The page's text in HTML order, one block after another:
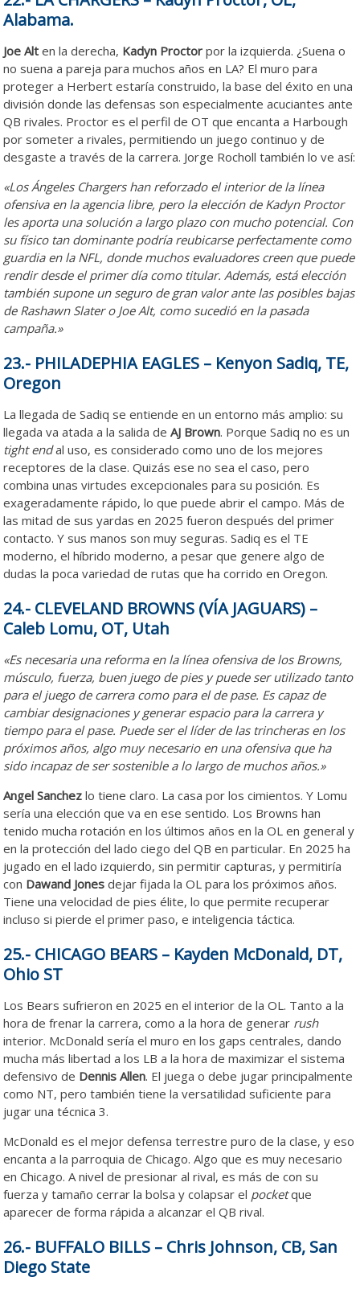
Alabama.
Joe Alt en la derecha, Kadyn Proctor por la izquierda. ¿Suena o
no suena a pareja para muchos años en LA? El muro para
proteger a Herbert estaría construido, la base del éxito en una
división donde las defensas son especialmente acuciantes ante
QB rivales. Proctor es el perfil de OT que encanta a Harbough
por someter a rivales, permitiendo un juego continuo y de
desgaste a través de la carrera. Jorge Rocholl también lo ve así:
«Los Ángeles Chargers han reforzado el interior de la línea
ofensiva en la agencia libre, pero la elección de Kadyn Proctor
les aporta una solución a largo plazo con mucho potencial. Con
su físico tan dominante podría reubicarse perfectamente como
guardia en la NFL, donde muchos evaluadores creen que puede
rendir desde el primer día como titular. Además, está elección
también supone un seguro de gran valor ante las posibles bajas
de Rashawn Slater o Joe Alt, como sucedió en la pasada
campaña.»
23.- PHILADEPHIA EAGLES – Kenyon Sadiq, TE,
Oregon
La llegada de Sadiq se entiende en un entorno más amplio: su
llegada va atada a la salida deAJ Brown. Porque Sadiq no es un
tight endal uso, es considerado como uno de los mejores
receptores de la clase. Quizás ese no sea el caso, pero
combina unas virtudes excepcionales para su posición. Es
exageradamente rápido, lo que puede abrir el campo. Más de
las mitad de sus yardas en 2025 fueron después del primer
contacto. Y sus manos son muy seguras. Sadiq es el TE
moderno, el híbrido moderno, a pesar que genere algo de
dudas la poca variedad de rutas que ha corrido en Oregon.
24.- CLEVELAND BROWNS (VÍA JAGUARS) –
Caleb Lomu, OT, Utah
«Es necesaria una reforma en la línea ofensiva de los Browns,
músculo, fuerza, buen juego de pies y puede ser utilizado tanto
para el juego de carrera como para el de pase. Es capaz de
cambiar designaciones y generar espacio para la carrera y
tiempo para el pase. Puede ser el líder de las trincheras en los
próximos años, algo muy necesario en una ofensiva que ha
sido incapaz de ser sostenible a lo largo de muchos años.»
Angel Sanchez lo tiene claro. La casa por los cimientos. Y Lomu
sería una elección que va en ese sentido. Los Browns han
tenido mucha rotación en los últimos años en la OL en general y
en la protección del lado ciego del QB en particular. En 2025 ha
jugado en el lado izquierdo, sin permitir capturas, y permitiría
con Dawand Jones dejar fijada la OL para los próximos años.
Tiene una velocidad de pies élite, lo que permite recuperar
incluso si pierde el primer paso, e inteligencia táctica.
25.- CHICAGO BEARS – Kayden McDonald, DT,
Ohio ST
Los Bears sufrieron en 2025 en el interior de la OL. Tanto a la
hora de frenar la carrera, como a la hora de generar rush
interior. McDonald sería el muro en los gaps centrales, dando
mucha más libertad a los LB a la hora de maximizar el sistema
defensivo de Dennis Allen. El juega o debe jugar principalmente
como NT, pero también tiene la versatilidad suficiente para
jugar una técnica 3.
McDonald es el mejor defensa terrestre puro de la clase, y eso
encanta a la parroquia de Chicago. Algo que es muy necesario
en Chicago. A nivel de presionar al rival, es más de con su
fuerza y tamaño cerrar la bolsa y colapsar el pocketque
aparecer de forma rápida a alcanzar el QB rival.
26.- BUFFALO BILLS – Chris Johnson, CB, San
Diego State